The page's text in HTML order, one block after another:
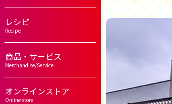
レシピ
Recipe
商品・サービス
Merchandise/Service
オンラインストア
Online store